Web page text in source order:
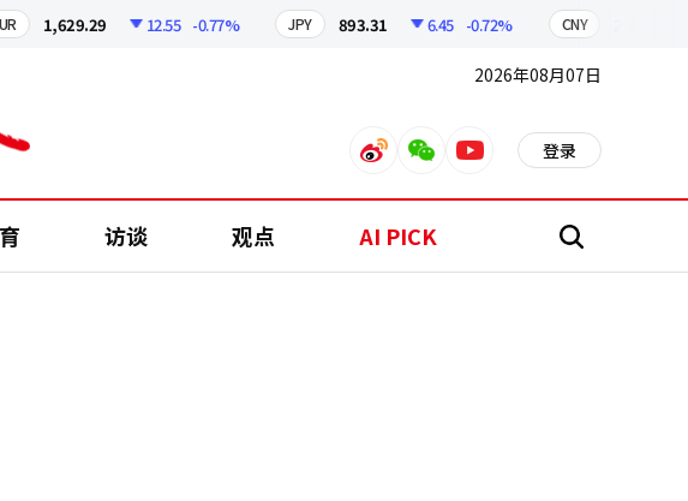
1,629.29 12.55 -0.77% JPY 893.31 6.45 -0.72% CNY 209.14
2026年08月07日
weiboweixinyoutube 登录
访谈 观点 AI PICK 搜